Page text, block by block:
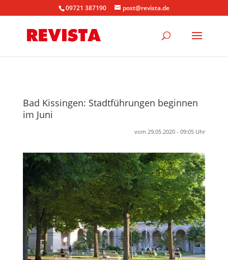
09721 387190 post@revista.de
Bad Kissingen: Stadtführungen beginnen
im Juni
vom 29.05.2020 - 09:05 Uhr